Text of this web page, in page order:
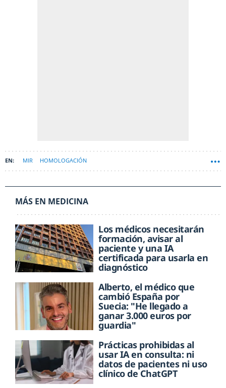
MIR HOMOLOGACIÓN
MÁS EN MEDICINA
Los médicos necesitarán
formación, avisar al
paciente y una IA
certificada para usarla en
diagnóstico
Alberto, el médico que
cambió España por
Suecia: "He llegado a
ganar 3.000 euros por
guardia"
Prácticas prohibidas al
usar IA en consulta: ni
datos de pacientes ni uso
clínico de ChatGPT